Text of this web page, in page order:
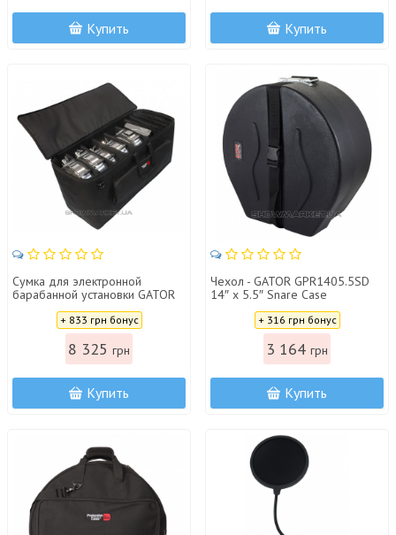
Купить Купить
Сумка для электронной
барабанной установки GATOR
GP-EKIT-3616-BW
+ 833 грн бонус
8 325 грн
Купить
Чехол - GATOR GPR1405.5SD
14″ x 5.5″ Snare Case
+ 316 грн бонус
3 164 грн
Купить